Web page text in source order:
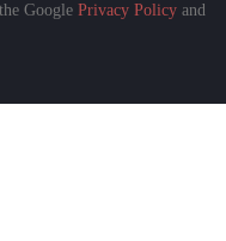
Google Privacy Policy and